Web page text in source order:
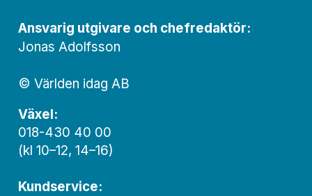
Ansvarig utgivare och chef­redaktör:
Jonas Adolfsson
© Världen idag AB
Växel:
018-430 40 00
(kl 10–12, 14–16)
Kundservice: